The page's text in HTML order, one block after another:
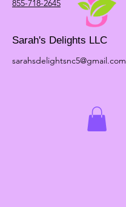
855-718-2645
Sarah's Delights LLC
sarahsdelightsnc5@gmail.com